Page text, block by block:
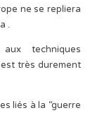
ne se repliera
.
techniques
est très durement
liés à la “guerre